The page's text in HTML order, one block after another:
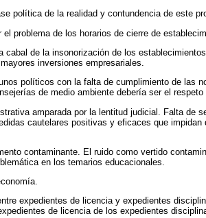
política de la realidad y contundencia de este
el problema de los horarios de cierre de
cabal de la insonorización de los
inversiones empresariales.
políticos con la falta de cumplimiento de las
de medio ambiente debería ser el
amparada por la lentitud judicial. Falta de
cautelares positivas y eficaces que
contaminante. El ruido como vertido
en los temarios educacionales.
expedientes de licencia y expedientes
de licencia de los expedientes